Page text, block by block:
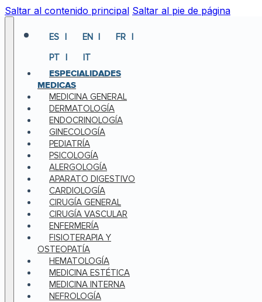
Saltar al contenido principal Saltar al pie de página
ES EN
FR
PT
IT
ESPECIALIDADES
MEDICAS
MEDICINA GENERAL
DERMATOLOGÍA
ENDOCRINOLOGÍA
GINECOLOGÍA
PEDIATRÍA
PSICOLOGÍA
ALERGOLOGÍA
APARATO DIGESTIVO
CARDIOLOGÍA
CIRUGÍA GENERAL
CIRUGÍA VASCULAR
ENFERMERÍA
FISIOTERAPIA Y
OSTEOPATÍA
HEMATOLOGÍA
MEDICINA ESTÉTICA
MEDICINA INTERNA
NEFROLOGÍA